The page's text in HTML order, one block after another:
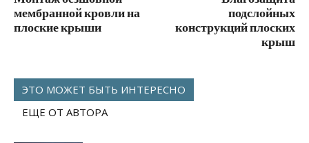
мембранной кровли на
плоские крыши
подслойных
конструкций плоских
крыш
ЭТО МОЖЕТ БЫТЬ ИНТЕРЕСНО
ЕЩЕ ОТ АВТОРА